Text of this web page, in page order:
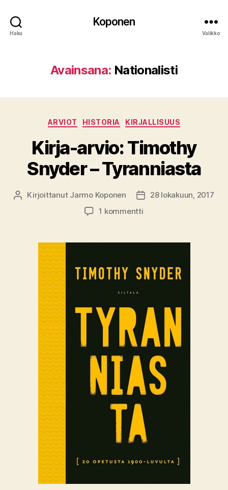
Haku
Koponen
Valikko
Avainsana: Nationalisti
Kategoriat
ARVIOT HISTORIA KIRJALLISUUS
Kirja-arvio: Timothy
Snyder – Tyranniasta
Kirjoittaja
Kirjoittanut Jarmo Koponen Julkaisupäivämäärä
28 lokakuun, 2017
1 kommenttiartikkeliin
Timothy
–
Tyranniasta